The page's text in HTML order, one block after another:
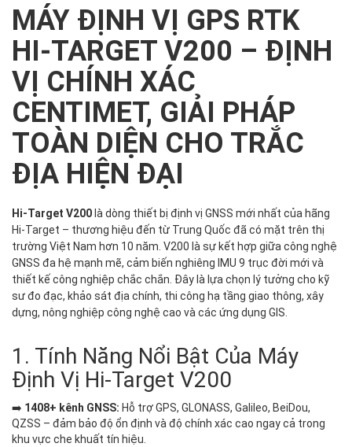
MÁY ĐỊNH VỊ GPS RTK
HI-TARGET V200 – ĐỊNH
VỊ CHÍNH XÁC
CENTIMET, GIẢI PHÁP
TOÀN DIỆN CHO TRẮC
ĐỊA HIỆN ĐẠI
Hi-Target V200 là dòng thiết bị định vị GNSS mới nhất của hãng
Hi-Target – thương hiệu đến từ Trung Quốc đã có mặt trên thị
trường Việt Nam hơn 10 năm. V200 là sự kết hợp giữa công nghệ
GNSS đa hệ mạnh mẽ, cảm biến nghiêng IMU 9 trục đời mới và
thiết kế công nghiệp chắc chắn. Đây là lựa chọn lý tưởng cho kỹ
sư đo đạc, khảo sát địa chính, thi công hạ tầng giao thông, xây
dựng, nông nghiệp công nghệ cao và các ứng dụng GIS.
1. Tính Năng Nổi Bật Của Máy
Định Vị Hi-Target V200
➡️ 1408+ kênh GNSS: Hỗ trợ GPS, GLONASS, Galileo, BeiDou,
QZSS – đảm bảo độ ổn định và độ chính xác cao ngay cả trong
khu vực che khuất tín hiệu.